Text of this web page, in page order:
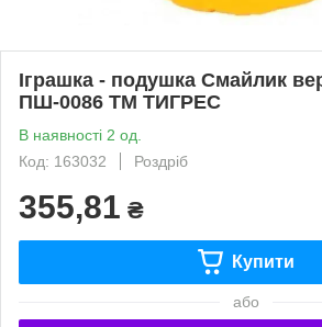
Іграшка - подушка Смайлик
ПШ-0086 ТМ ТИГРЕС
В наявності 2 од.
Код: 163032
Роздріб
355,81 ₴
Купити
або